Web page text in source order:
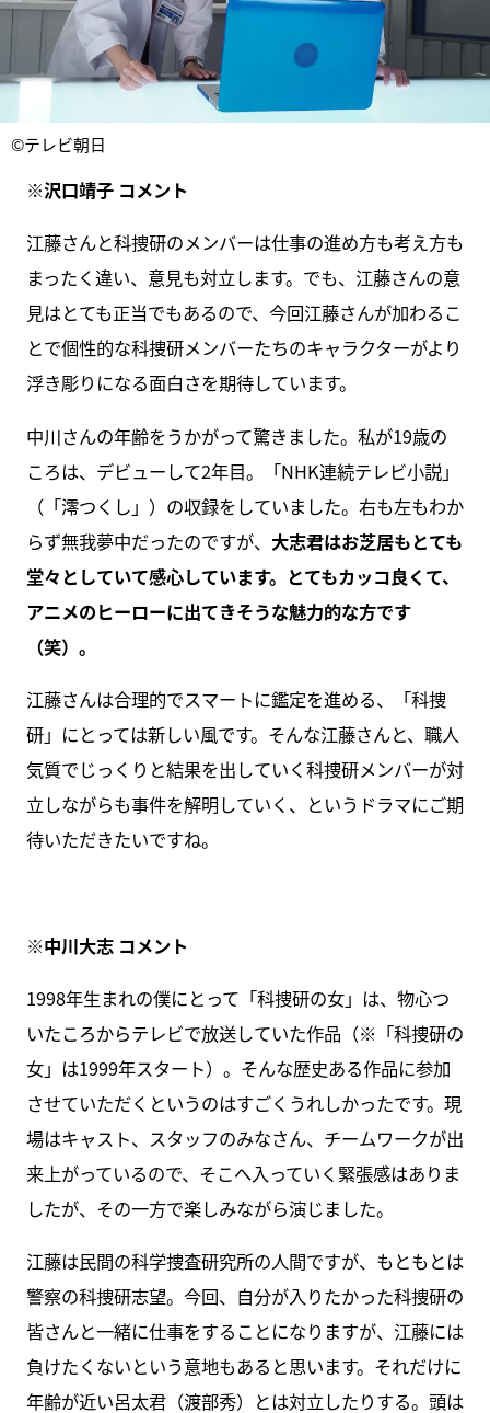
©テレビ朝日
※沢口靖子 コメント
江藤さんと科捜研のメンバーは仕事の進め方も考え方も
まったく違い、意見も対立します。でも、江藤さんの意
見はとても正当でもあるので、今回江藤さんが加わるこ
とで個性的な科捜研メンバーたちのキャラクターがより
浮き彫りになる面白さを期待しています。
中川さんの年齢をうかがって驚きました。私が19歳の
ころは、デビューして2年目。「NHK連続テレビ小説」
（「澪つくし」）の収録をしていました。右も左もわか
らず無我夢中だったのですが、 大志君はお芝居もとても
堂々としていて感心しています。とてもカッコ良くて、
アニメのヒーローに出てきそうな魅力的な方です
（笑）。
江藤さんは合理的でスマートに鑑定を進める、「科捜
研」にとっては新しい風です。そんな江藤さんと、職人
気質でじっくりと結果を出していく科捜研メンバーが対
立しながらも事件を解明していく、というドラマにご期
待いただきたいですね。
※中川大志 コメント
1998年生まれの僕にとって「科捜研の女」は、物心つ
いたころからテレビで放送していた作品（※「科捜研の
女」は1999年スタート）。そんな歴史ある作品に参加
させていただくというのはすごくうれしかったです。現
場はキャスト、スタッフのみなさん、チームワークが出
来上がっているので、そこへ入っていく緊張感はありま
したが、その一方で楽しみながら演じました。
江藤は民間の科学捜査研究所の人間ですが、もともとは
警察の科捜研志望。今回、自分が入りたかった科捜研の
皆さんと一緒に仕事をすることになりますが、江藤には
負けたくないという意地もあると思います。それだけに
年齢が近い呂太君（渡部秀）とは対立したりする。頭は